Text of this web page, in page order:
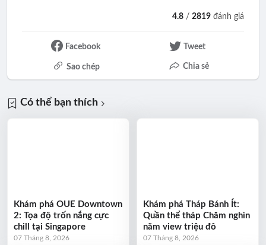
4.8 /2819 đánh giá
Facebook Tweet
Sao chép Chia sẻ
Có thể bạn thích
Khám phá OUE Downtown
2: Tọa độ trốn nắng cực
chill tại Singapore
07 Tháng 8, 2026
Khám phá Tháp Bánh Ít:
Quần thể tháp Chăm nghìn
năm view triệu đô
07 Tháng 8, 2026